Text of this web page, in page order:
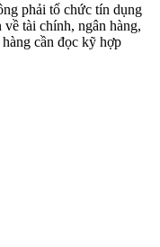
phải tổ chức tín dụng
tài chính, ngân hàng,
cần đọc kỹ hợp